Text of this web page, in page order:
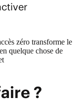
zéro transforme le
quelque chose de
?